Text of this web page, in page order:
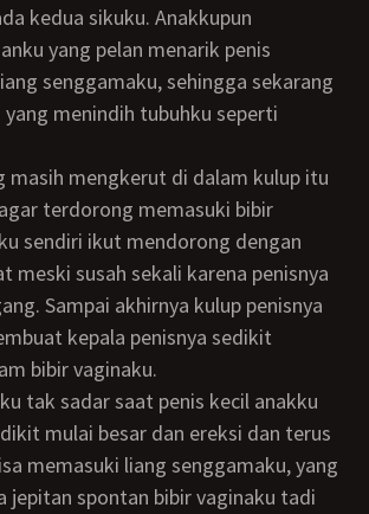
kedua sikuku. Anakkupun
yang pelan menarik penis
senggamaku, sehingga sekarang
menindih tubuhku seperti
terdorong memasuki bibir
sendiri ikut mendorong dengan
meski susah sekali karena penisnya
Sampai akhirnya kulup penisnya
kepala penisnya sedikit
bibir vaginaku.
mulai besar dan ereksi dan terus
memasuki liang senggamaku, yang
jepitan spontan bibir vaginaku tadi